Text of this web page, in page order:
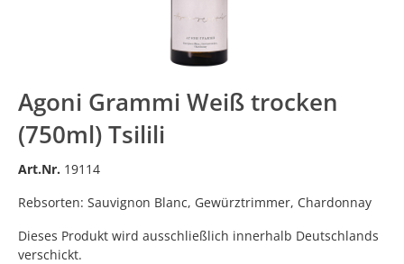
Agoni Grammi Weiß trocken
(750ml) Tsilili
Art.Nr. 19114
Rebsorten: Sauvignon Blanc, Gewürztrimmer, Chardonnay
Dieses Produkt wird ausschließlich innerhalb Deutschlands
verschickt.